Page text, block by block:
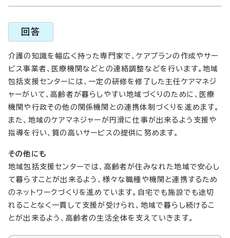
回答
介護の知識を幅広く持った専門家で、ケアプランの作成やサー
ビス事業者、医療機関などとの連絡調整などを行います。地域
包括支援センターには、一定の研修を修了した主任ケアマネジ
ャーがいて、高齢者が暮らしやすい地域づくりのために、医療
機関や行政その他の関係機関との連携体制づくりを進めます。
また、地域のケアマネジャーが円滑に仕事が出来るよう支援や
指導を行い、質の高いサービスの提供に努めます。
その他にも
地域包括支援センターでは、高齢者が住みなれた地域で安心し
て暮らすことが出来るよう、様々な職種や機関と連携するため
のネットワークづくりを進めています。自宅でも施設でも途切
れることなく一貫して支援が受けられ、地域で暮らし続けるこ
とが出来るよう、高齢者の生活全体を支えていきます。